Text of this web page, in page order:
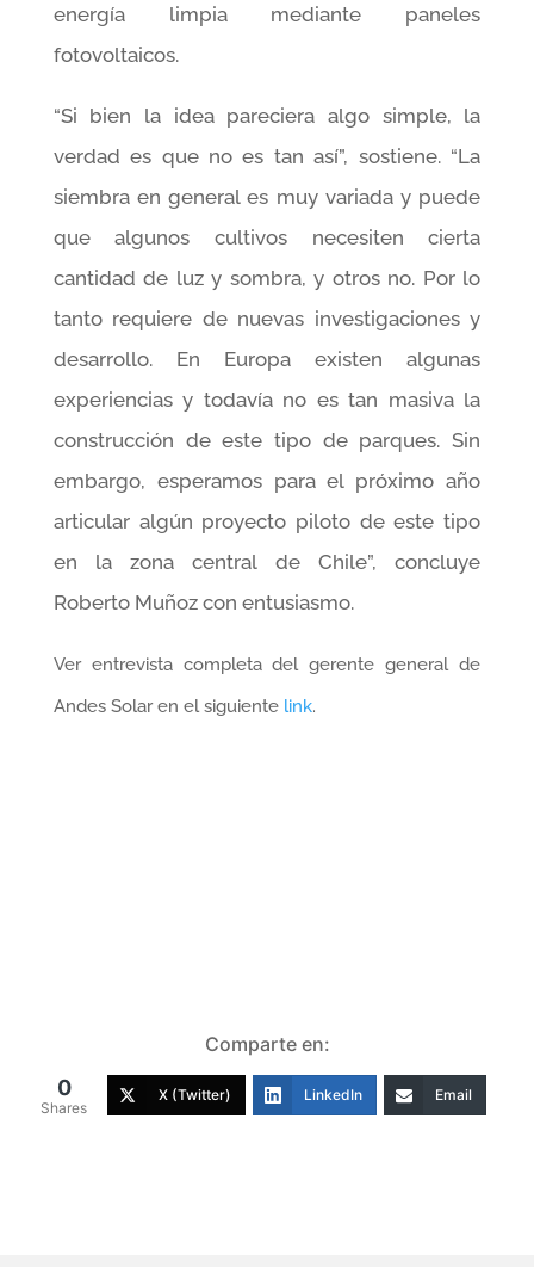
energía limpia mediante paneles
fotovoltaicos.
“Si bien la idea pareciera algo simple, la
verdad es que no es tan así”, sostiene. “La
siembra en general es muy variada y puede
que algunos cultivos necesiten cierta
cantidad de luz y sombra, y otros no. Por lo
tanto requiere de nuevas investigaciones y
desarrollo. En Europa existen algunas
experiencias y todavía no es tan masiva la
construcción de este tipo de parques. Sin
embargo, esperamos para el próximo año
articular algún proyecto piloto de este tipo
en la zona central de Chile”, concluye
Roberto Muñoz con entusiasmo.
Ver entrevista completa del gerente general de
Andes Solar en el siguiente link.
Comparte en:
0
Shares
X (Twitter) LinkedIn Email